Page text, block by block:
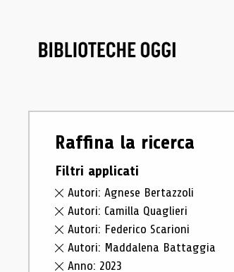
Raffina la ricerca
Filtri applicati
Autori: Agnese Bertazzoli
Autori: Camilla Quaglieri
Autori: Federico Scarioni
Autori: Maddalena Battaggia
Anno: 2023